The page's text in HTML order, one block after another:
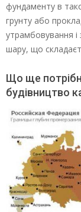
фундаменту в
грунту або
утрамбовування
шару, що
Що ще
будівництво